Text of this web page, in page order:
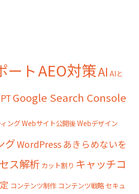
ートAEO対策AI AIと
Google Search Console
ングWebサイト公開後Webデザイン
グWordPress あきらめないを
ス解析 カット割り キャッチコ
コンテンツ制作 コンテンツ戦略セキュ